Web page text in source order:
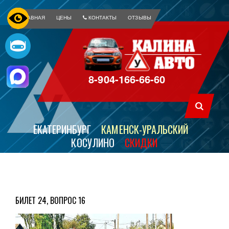
ГЛАВНАЯ ЦЕНЫ КОНТАКТЫ ОТЗЫВЫ
8-904-166-66-60
ЕКАТЕРИНБУРГ
КАМЕНСК-УРАЛЬСКИЙ
КОСУЛИНО
СКИДКИ
БИЛЕТ 24, ВОПРОС 16